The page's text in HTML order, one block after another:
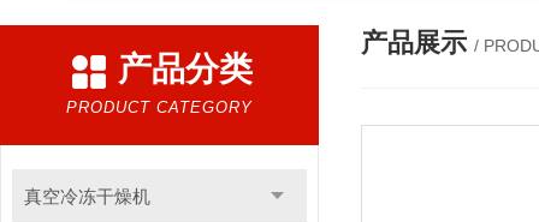
产品分类
PRODUCT CATEGORY
真空冷冻干燥机
产品展示 /